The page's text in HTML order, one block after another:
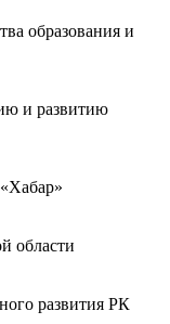
образования и
и развитию
области
развития РК